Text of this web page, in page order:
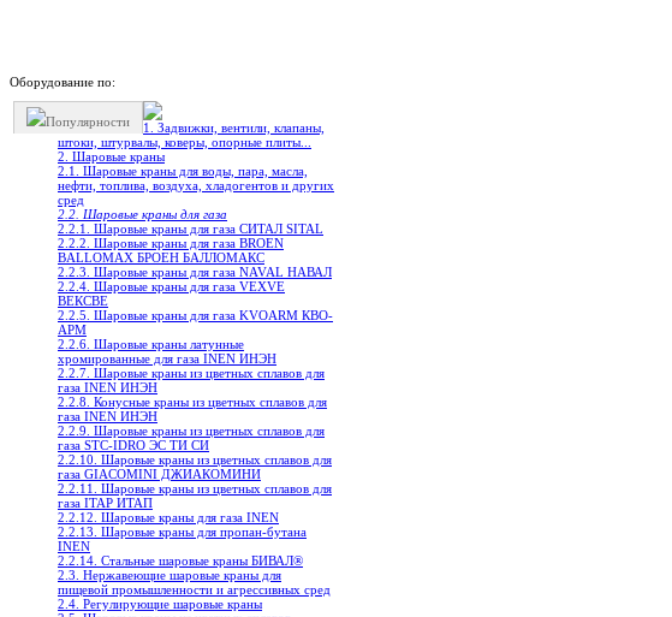
Оборудование по:
Популярности
1. Задвижки, вентили, клапаны,
штоки, штурвалы, коверы, опорные плиты...
2. Шаровые краны
2.1. Шаровые краны для воды, пара, масла,
нефти, топлива, воздуха, хладогентов и других
сред
2.2. Шаровые краны для газа
2.2.1. Шаровые краны для газа СИТАЛ SITAL
2.2.2. Шаровые краны для газа BROEN
BALLOMAX БРОЕН БАЛЛОМАКС
2.2.3. Шаровые краны для газа NAVAL НАВАЛ
2.2.4. Шаровые краны для газа VEXVE
ВЕКСВЕ
2.2.5. Шаровые краны для газа KVOARM КВО-
АРМ
2.2.6. Шаровые краны латунные
хромированные для газа INEN ИНЭН
2.2.7. Шаровые краны из цветных сплавов для
газа INEN ИНЭН
2.2.8. Конусные краны из цветных сплавов для
газа INEN ИНЭН
2.2.9. Шаровые краны из цветных сплавов для
газа STC-IDRO ЭС ТИ СИ
2.2.10. Шаровые краны из цветных сплавов для
газа GIACOMINI ДЖИАКОМИНИ
2.2.11. Шаровые краны из цветных сплавов для
газа ITAP ИТАП
2.2.12. Шаровые краны для газа INEN
2.2.13. Шаровые краны для пропан-бутана
INEN
2.2.14. Стальные шаровые краны БИВАЛ®
2.3. Нержавеющие шаровые краны для
пищевой промышленности и агрессивных сред
2.4. Регулирующие шаровые краны